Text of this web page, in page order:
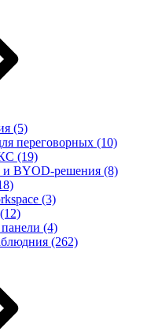
(5)
переговорных (10)
(19)
и BYOD-решения (8)
(3)
(12)
(4)
(262)